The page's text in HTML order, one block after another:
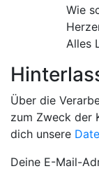
Wie
Alles
Über die
zum Zweck der
dich unsere
Deine E-Mail-